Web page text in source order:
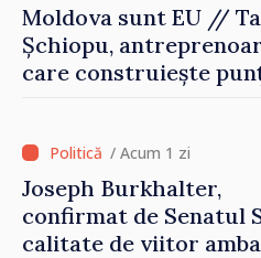
Moldova sunt EU //
Șchiopu,
care construiește
/ Acum 1 zi
Joseph Burkhalter,
confirmat de Senatul
calitate de viitor